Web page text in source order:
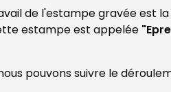
de l'estampe gravée est
estampe est appelée
pouvons suivre le